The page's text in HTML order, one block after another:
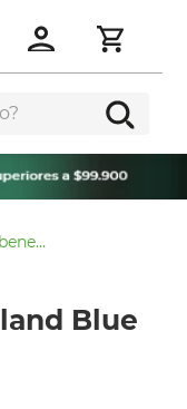
edt benetton sisterland blue caja 80 ml
Blue